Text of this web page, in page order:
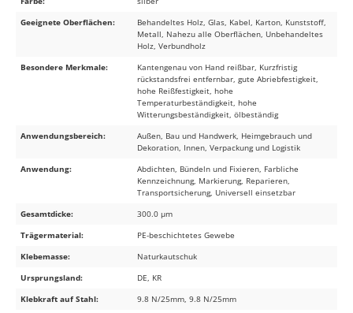
Geeignete Oberflächen:
Behandeltes Holz, Glas, Kabel, Karton, Kunststoff,
Metall, Nahezu alle Oberflächen, Unbehandeltes
Holz, Verbundholz
Besondere Merkmale:
Kantengenau von Hand reißbar, Kurzfristig
rückstandsfrei entfernbar, gute Abriebfestigkeit,
hohe Reißfestigkeit, hohe
Temperaturbeständigkeit, hohe
Witterungsbeständigkeit, ölbeständig
Anwendungsbereich:
Außen, Bau und Handwerk, Heimgebrauch und
Dekoration, Innen, Verpackung und Logistik
Anwendung:
Abdichten, Bündeln und Fixieren, Farbliche
Kennzeichnung, Markierung, Reparieren,
Transportsicherung, Universell einsetzbar
Gesamtdicke:
300.0 µm
Trägermaterial:
PE-beschichtetes Gewebe
Klebemasse:
Naturkautschuk
Ursprungsland:
DE, KR
Klebkraft auf Stahl:
9.8 N/25mm, 9.8 N/25mm